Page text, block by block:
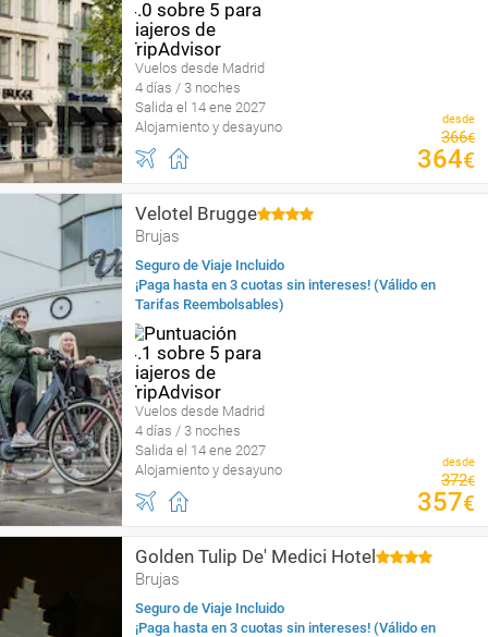
Vuelos desde Madrid
4 días / 3 noches
Salida el 14 ene 2027
Alojamiento y desayuno
desde
366€
364€
Velotel Brugge
Brujas
Seguro de Viaje Incluido
¡Paga hasta en 3 cuotas sin intereses! (Válido en
Tarifas Reembolsables)
Vuelos desde Madrid
4 días / 3 noches
Salida el 14 ene 2027
Alojamiento y desayuno
desde
372€
357€
Golden Tulip De' Medici Hotel
Brujas
Seguro de Viaje Incluido
¡Paga hasta en 3 cuotas sin intereses! (Válido en